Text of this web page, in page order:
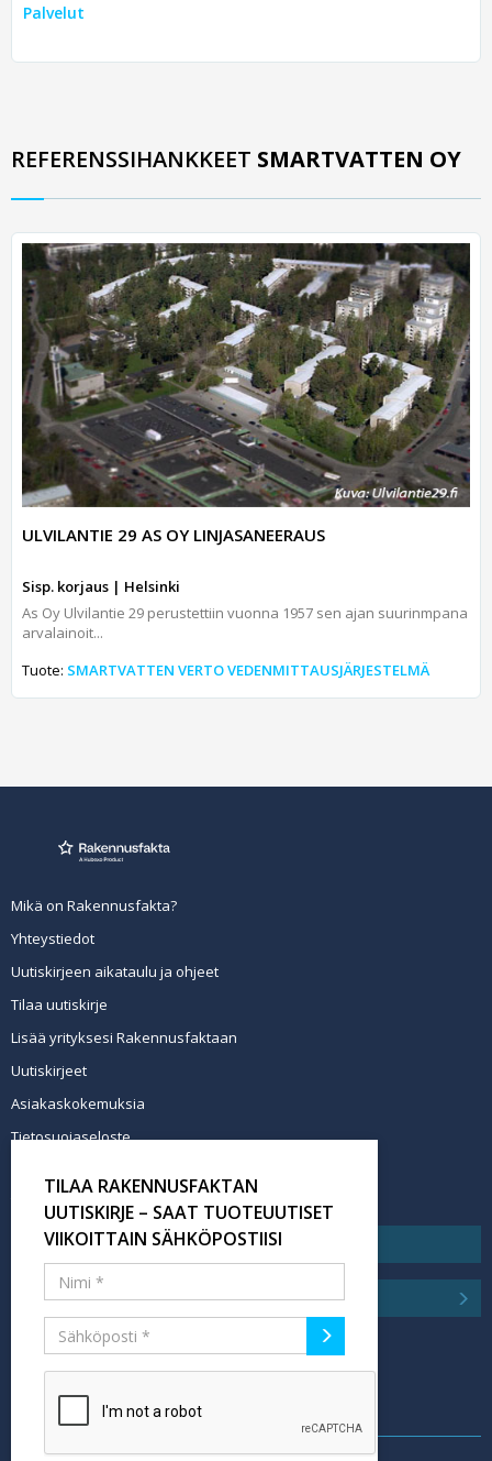
Palvelut
REFERENSSIHANKKEET SMARTVATTEN OY
ULVILANTIE 29 AS OY LINJASANEERAUS
Sisp. korjaus | Helsinki
As Oy Ulvilantie 29 perustettiin vuonna 1957 sen ajan suurinmpana
arvalainoit...
Tuote: SMARTVATTEN VERTO VEDENMITTAUSJÄRJESTELMÄ
Mikä on Rakennusfakta?
Yhteystiedot
Uutiskirjeen aikataulu ja ohjeet
Tilaa uutiskirje
Lisää yrityksesi Rakennusfaktaan
Uutiskirjeet
Asiakaskokemuksia
Tietosuojaseloste
Tilaa uutiskirje
TILAA RAKENNUSFAKTAN
UUTISKIRJE – SAAT TUOTEUUTISET
VIIKOITTAIN SÄHKÖPOSTIISI